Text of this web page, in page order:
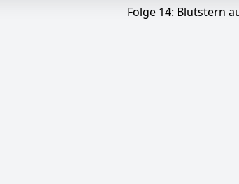
Folge 14: Blutstern